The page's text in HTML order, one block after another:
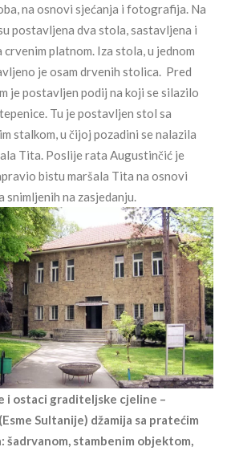
na osnovi sjećanja i fotografija. Na
postavljena dva stola, sastavljena i
crvenim platnom. Iza stola, u jednom
je osam drvenih stolica. Pred
je postavljen podij na koji se silazilo
Tu je postavljen stol sa
stalkom, u čijoj pozadini se nalazila
Tita. Poslije rata Augustinčić je
bistu maršala Tita na osnovi
na zasjedanju.
i ostaci graditeljske cjeline –
Sultanije) džamija sa pratećim
šadrvanom, stambenim objektom,